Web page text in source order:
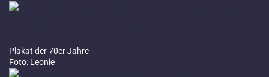
Plakat der 70er Jahre
Foto: Leonie